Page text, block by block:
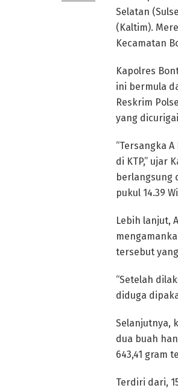
Selatan
(Kaltim).
Kecamatan
Kapolres
ini bermula
Reskrim
yang
“Tersangka
di KTP,” ujar
berlangsung
pukul 14.39
Lebih lanjut,
tersebut
“Setelah
diduga
Selanjutnya,
dua buah
643,41 gram
Terdiri dari,